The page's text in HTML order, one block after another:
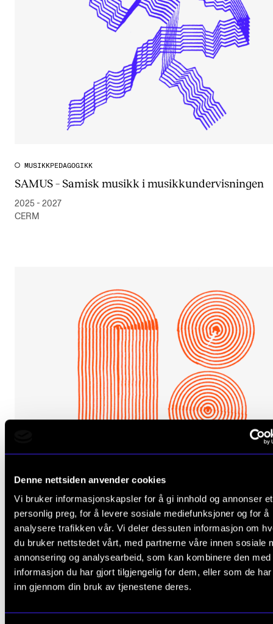
Denne nettsiden anvender cookies
Vi bruker informasjonskapsler for å gi innhold og annonser et
personlig preg, for å levere sosiale mediefunksjoner og for å
analysere trafikken vår. Vi deler dessuten informasjon om
du bruker nettstedet vårt, med partnerne våre innen sosiale
annonsering og analysearbeid, som kan kombinere den med
informasjon du har gjort tilgjengelig for dem, eller som de
inn gjennom din bruk av tjenestene deres.
MUSIKKPEDAGOGIKK
SAMUS – Samisk musikk i musikkundervisningen
2025 - 2027
CERM
MUSIKKPEDAGOGIKK
Musikk og resonans
2025 - 2026